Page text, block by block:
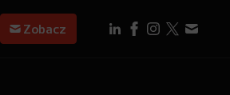
Zobacz